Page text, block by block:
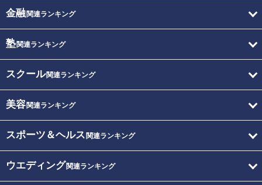
金融関連ランキング
塾関連ランキング
スクール関連ランキング
美容関連ランキング
スポーツ＆ヘルス 関連ランキング
ウエディング関連ランキング